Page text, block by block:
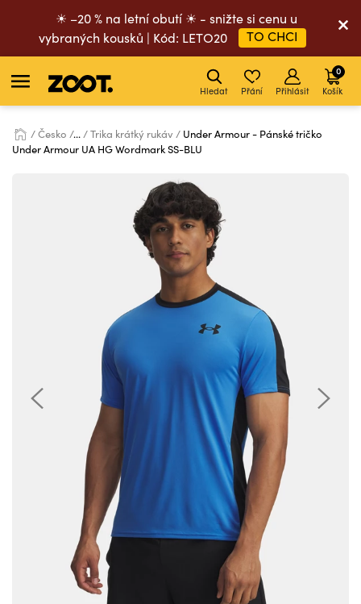
☀ –20 % na letní obutí ☀ - snižte si cenu u
vybraných kousků | Kód: LETO20
TO CHCI
Hledat Přání Přihlásit Košík
0
Česko ... Trika krátký rukáv
Under Armour - Pánské tričko
Under Armour UA HG Wordmark SS-BLU